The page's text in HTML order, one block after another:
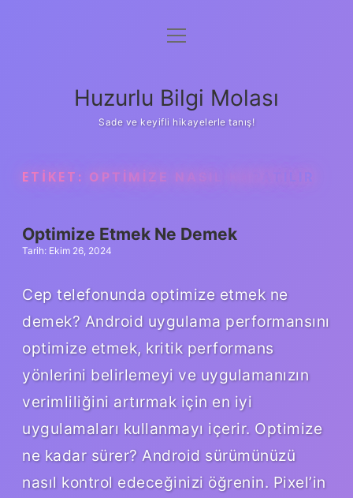
Anasayfa
Yasal Uyarı
menüyü
Huzurlu Bilgi Molası
Sade ve keyifli hikayelerle tanış!
ETIKET: OPTIMIZE NASIL KAPATILIR
Optimize Etmek Ne Demek
Tarih: Ekim 26, 2024
Cep telefonunda optimize etmek ne
demek? Android uygulama performansını
optimize etmek, kritik performans
yönlerini belirlemeyi ve uygulamanızın
verimliliğini artırmak için en iyi
uygulamaları kullanmayı içerir. Optimize
ne kadar sürer? Android sürümünüzü
nasıl kontrol edeceğinizi öğrenin. Pixel’in